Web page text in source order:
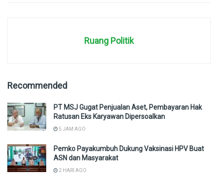
Ruang Politik
Recommended
PT MSJ Gugat Penjualan Aset, Pembayaran Hak
Ratusan Eks Karyawan Dipersoalkan
5 JAM AGO
Pemko Payakumbuh Dukung Vaksinasi HPV Buat
ASN dan Masyarakat
2 HARI AGO